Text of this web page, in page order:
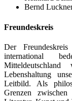
Bernd
Freundeskreis
Der
international
Lebenshaltung
Leitbild. Als
Grenzen